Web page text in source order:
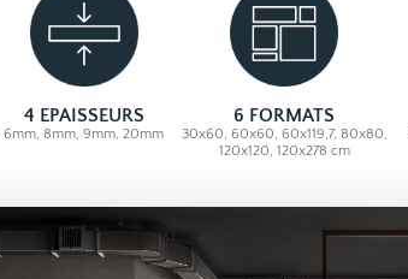
4 EPAISSEURS
6mm, 8mm, 9mm, 20mm
6 FORMATS
30x60, 60x60, 60x119,7, 80x80,
120x120, 120x278 cm